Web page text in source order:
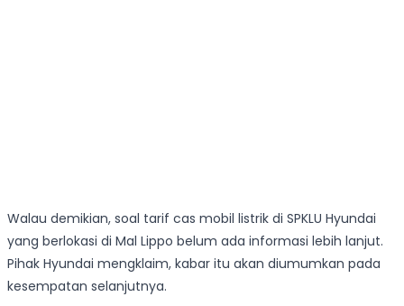
Walau demikian, soal tarif cas mobil listrik di SPKLU Hyundai
yang berlokasi di Mal Lippo belum ada informasi lebih lanjut.
Pihak Hyundai mengklaim, kabar itu akan diumumkan pada
kesempatan selanjutnya.